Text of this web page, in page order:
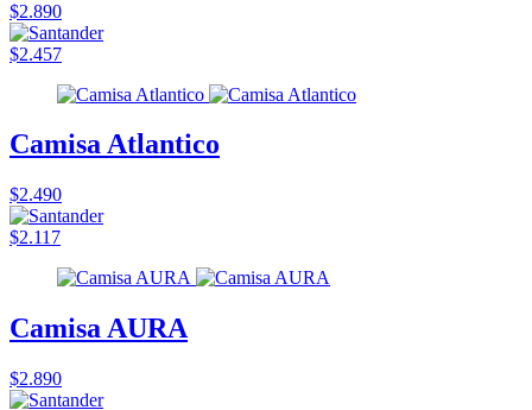
$2.890
$2.457
Camisa Atlantico
$2.490
$2.117
Camisa AURA
$2.890